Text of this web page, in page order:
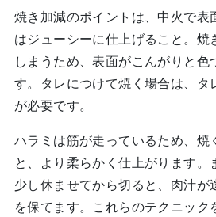
焼き加減のポイントは、中火で表
はジューシーに仕上げること。焼
しまうため、表面がこんがりと色
す。タレにつけて焼く場合は、タ
が必要です。
ハラミは筋が走っているため、焼
と、より柔らかく仕上がります。
少し休ませてから切ると、肉汁が
を保てます。これらのテクニック